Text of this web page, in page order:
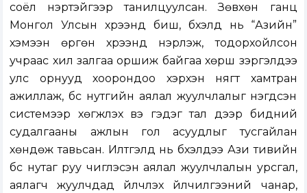
соёл нэртэйгээр танилцуулсан. Зөвхөн ганц
Монгол Улсын хүрээнд биш, бүхэлд нь “Азийн”
хэмээн өргөн хүрээнд нэрлэж, тодорхойлсон
учраас хил залгаа оршиж байгаа хөрш зэргэлдээ
улс орнууд хоорондоо хэрхэн нягт хамтран
ажиллаж, бүс нутгийн аялал жуулчлалыг нэгдсэн
системээр хөгжүүлэх вэ гэдэг тал дээр бидний
судалгааны ажлын гол асуудлыг тусгайлан
хөндөж тавьсан. Илтгэлүүд нь бүхэлдээ Ази тивийн
бүс нутаг руу чиглэсэн аялал жуулчлалын урсгал,
аялагч жуулчдад үйлчлэх үйлчилгээний чанар,